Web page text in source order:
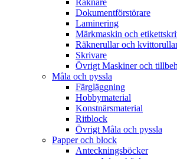
Räknare
Dokumentförstörare
Laminering
Märkmaskin och
Räknerullar och
Skrivare
Övrigt Maskiner och
Måla och pyssla
Färgläggning
Hobbymaterial
Konstnärsmaterial
Ritblock
Övrigt Måla och pyssla
Papper och block
Anteckningsböcker